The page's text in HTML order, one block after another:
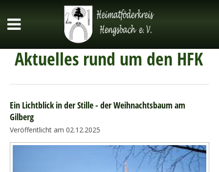
Aktuelles rund um den HFK
Ein Lichtblick in der Stille - der Weihnachtsbaum am
Gilberg
Veröffentlicht am 02.12.2025